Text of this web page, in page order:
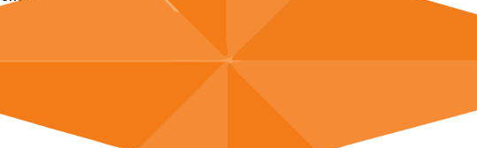
, um Unterstützung bei der 24/7-Überwachung, der automatisierten
Team zu vereinbaren!